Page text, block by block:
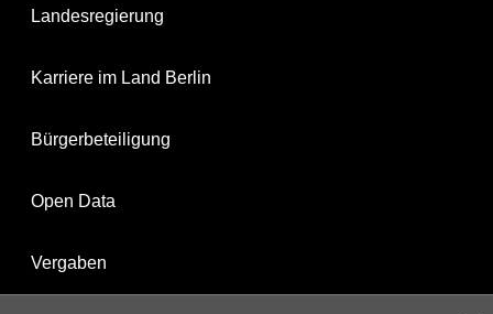
Landesregierung
Karriere im Land Berlin
Bürgerbeteiligung
Open Data
Vergaben